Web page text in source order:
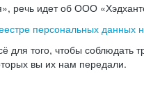
речь идет об ООО
персональных данных
того, чтобы соблюдать
вы их нам передали.